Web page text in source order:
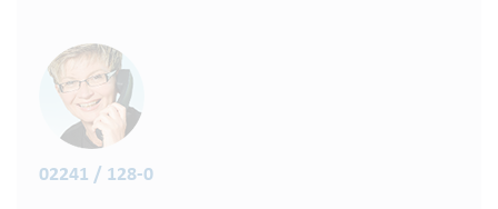
02241 / 128-0